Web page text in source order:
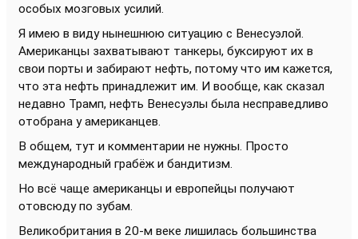
особых мозговых усилий.
Я имею в виду нынешнюю ситуацию с Венесуэлой.
Американцы захватывают танкеры, буксируют их в
свои порты и забирают нефть, потому что им кажется,
что эта нефть принадлежит им. И вообще, как сказал
недавно Трамп, нефть Венесуэлы была несправедливо
отобрана у американцев.
В общем, тут и комментарии не нужны. Просто
международный грабёж и бандитизм.
Но всё чаще американцы и европейцы получают
отовсюду по зубам.
Великобритания в 20-м веке лишилась большинства